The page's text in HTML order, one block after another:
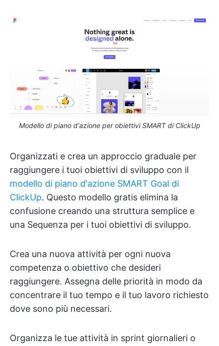
Modello di piano d'azione per obiettivi SMART di ClickUp
Organizzati e crea un approccio graduale per
raggiungere i tuoi obiettivi di sviluppo con il
modello di piano d'azione SMART Goal di
ClickUp. Questo modello gratis elimina la
confusione creando una struttura semplice e
una Sequenza per i tuoi obiettivi di sviluppo.
Crea una nuova attività per ogni nuova
competenza o obiettivo che desideri
raggiungere. Assegna delle priorità in modo da
concentrare il tuo tempo e il tuo lavoro richiesto
dove sono più necessari.
Organizza le tue attività in sprint giornalieri o